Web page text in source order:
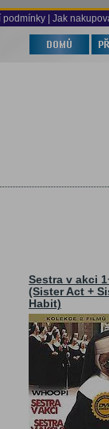
podmínky Jak
Sestra v akci
(Sister Act +
Habit)